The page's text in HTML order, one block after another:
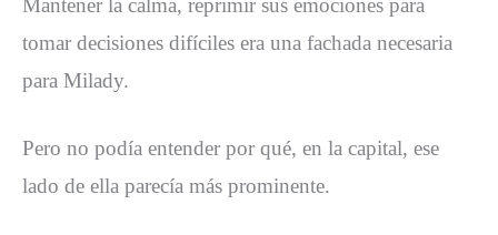
Mantener la calma, reprimir sus emociones para
tomar decisiones difíciles era una fachada necesaria
para Milady.
Pero no podía entender por qué, en la capital, ese
lado de ella parecía más prominente.